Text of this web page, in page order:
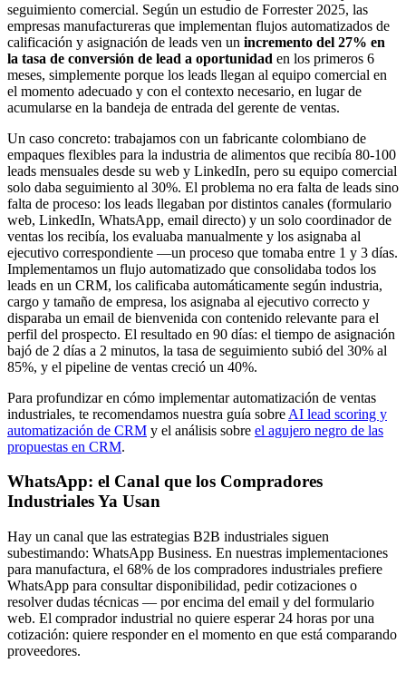
seguimiento comercial. Según un estudio de Forrester 2025, las
empresas manufactureras que implementan flujos automatizados de
calificación y asignación de leads ven un incremento del 27% en
la tasa de conversión de lead a oportunidad en los primeros 6
meses, simplemente porque los leads llegan al equipo comercial en
el momento adecuado y con el contexto necesario, en lugar de
acumularse en la bandeja de entrada del gerente de ventas.
Un caso concreto: trabajamos con un fabricante colombiano de
empaques flexibles para la industria de alimentos que recibía 80-100
leads mensuales desde su web y LinkedIn, pero su equipo comercial
solo daba seguimiento al 30%. El problema no era falta de leads sino
falta de proceso: los leads llegaban por distintos canales (formulario
web, LinkedIn, WhatsApp, email directo) y un solo coordinador de
ventas los recibía, los evaluaba manualmente y los asignaba al
ejecutivo correspondiente —un proceso que tomaba entre 1 y 3 días.
Implementamos un flujo automatizado que consolidaba todos los
leads en un CRM, los calificaba automáticamente según industria,
cargo y tamaño de empresa, los asignaba al ejecutivo correcto y
disparaba un email de bienvenida con contenido relevante para el
perfil del prospecto. El resultado en 90 días: el tiempo de asignación
bajó de 2 días a 2 minutos, la tasa de seguimiento subió del 30% al
85%, y el pipeline de ventas creció un 40%.
Para profundizar en cómo implementar automatización de ventas
industriales, te recomendamos nuestra guía sobre AI lead scoring y
automatización de CRM y el análisis sobre el agujero negro de las
propuestas en CRM.
WhatsApp: el Canal que los Compradores
Industriales Ya Usan
Hay un canal que las estrategias B2B industriales siguen
subestimando: WhatsApp Business. En nuestras implementaciones
para manufactura, el 68% de los compradores industriales prefiere
WhatsApp para consultar disponibilidad, pedir cotizaciones o
resolver dudas técnicas — por encima del email y del formulario
web. El comprador industrial no quiere esperar 24 horas por una
cotización: quiere responder en el momento en que está comparando
proveedores.